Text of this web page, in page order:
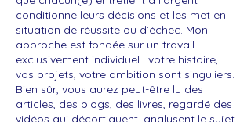
conditionne leurs décisions et les met en
situation de réussite ou d’échec. Mon
approche est fondée sur un travail
exclusivement individuel : votre histoire,
vos projets, votre ambition sont singuliers.
Bien sûr, vous aurez peut-être lu des
articles, des blogs, des livres, regardé des
vidéos qui décortiquent, analysent le sujet